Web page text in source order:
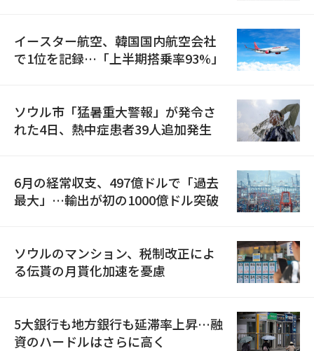
イースター航空、韓国国内航空会社
で1位を記録…「上半期搭乗率93%」
ソウル市「猛暑重大警報」が発令さ
れた4日、熱中症患者39人追加発生
6月の経常収支、497億ドルで「過去
最大」…輸出が初の1000億ドル突破
ソウルのマンション、税制改正によ
る伝貰の月貰化加速を憂慮
5大銀行も地方銀行も延滞率上昇…融
資のハードルはさらに高く